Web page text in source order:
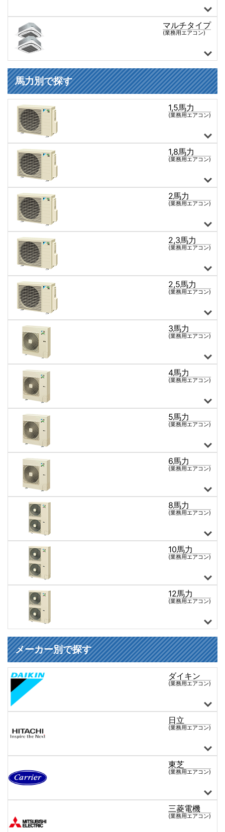
3馬力
5馬力
6馬力
8馬力
10馬力
12馬力 マルチタイプ
(業務用エアコン)
天カセ形4方向 マルチタイプ
天カセ形2方向 マルチタイプ
天カセ形1方向 マルチタイプ
ショーカセ形 マルチタイプ
天井吊形 マルチタイプ
ワンダ風流 マルチタイプ
床置き形 マルチタイプ
壁掛け形 マルチタイプ
ビルトイン形 マルチタイプ
天井埋込ダクト形 マルチタイプ
厨房用天井吊形 マルチタイプ
馬力別で探す
1,5馬力
(業務用エアコン)
天井カセット形4方向
天井カセット形2方向
天井カセット形1方向
ショーカセ形4方向
天井吊形
ワンダ風流
壁掛け形
ビルトイン形
天井埋込ダクト形
1,5馬力 全商品 1,8馬力
(業務用エアコン)
天井カセット形4方向
天井カセット形2方向
天井カセット形1方向
ショーカセ形4方向
天井吊形
壁掛け形
ビルトイン形
天井埋込ダクト形
1,8馬力 全商品 2馬力
(業務用エアコン)
天井カセット形4方向
天井カセット形2方向
天井カセット形1方向
ショーカセ形4方向
天井吊形
ワンダ風流
床置き形
壁掛け形
ビルトイン形
天井埋込ダクト形
2馬力 全商品 2,3馬力
(業務用エアコン)
天井カセット形4方向
天井カセット形2方向
天井カセット形1方向
ショーカセ形4方向
天井吊形
床置き形
壁掛け形
ビルトイン形
天井埋込ダクト形
2,3馬力 全商品 2,5馬力
(業務用エアコン)
天井カセット形4方向
天井カセット形2方向
天井カセット形1方向
ショーカセ形4方向
天井吊形
ワンダ風流
床置き形
壁掛け形
ビルトイン形
天井埋込ダクト形
2,5馬力 全商品 3馬力
(業務用エアコン)
天井カセット形4方向
天井カセット形2方向
天井カセット形1方向
ショーカセ形4方向
天井吊形
ワンダ風流
床置き形
壁掛け形
ビルトイン形
天井埋込ダクト形
厨房用天井吊形
マルチタイプ
3馬力 全商品 4馬力
(業務用エアコン)
天井カセット形4方向
天井カセット形2方向
天井カセット形1方向
ショーカセ形4方向
天井吊形
ワンダ風流
床置き形
壁掛け形
ビルトイン形
天井埋込ダクト形
厨房用天井吊形
マルチタイプ
4馬力 全商品 5馬力
(業務用エアコン)
天井カセット形4方向
天井カセット形2方向
天井カセット形1方向
ショーカセ形4方向
天井吊形
ワンダ風流
床置き形
壁掛け形
ビルトイン形
天井埋込ダクト形
厨房用天井吊形
マルチタイプ
5馬力 全商品 6馬力
(業務用エアコン)
天井カセット形4方向
天井カセット形2方向
天井カセット形1方向
ショーカセ形4方向
天井吊形
ワンダ風流
床置き形
壁掛け形
ビルトイン形
天井埋込ダクト形
厨房用天井吊形
マルチタイプ
6馬力 全商品 8馬力
(業務用エアコン)
天井カセット形4方向
天井カセット形2方向
天井カセット形1方向
ショーカセ形4方向
天井吊形
ワンダ風流
床置き形
壁掛け形
ビルトイン形
天井埋込ダクト形
厨房用天井吊形
マルチタイプ
8馬力 全商品 10馬力
(業務用エアコン)
天井カセット形4方向
天井カセット形2方向
天井カセット形1方向
ショーカセ形4方向
天井吊形
ワンダ風流
床置き形
壁掛け形
ビルトイン形
天井埋込ダクト形
厨房用天井吊形
マルチタイプ
10馬力 全商品 12馬力
(業務用エアコン)
天井カセット形4方向
天井カセット形2方向
天井カセット形1方向
天井吊形
床置き形
壁掛け形
ビルトイン形
天井埋込ダクト形
厨房用天井吊形
マルチタイプ
12馬力 全商品
メーカー別で探す
ダイキン
(業務用エアコン)
日立
(業務用エアコン)
東芝
(業務用エアコン)
三菱電機
(業務用エアコン)